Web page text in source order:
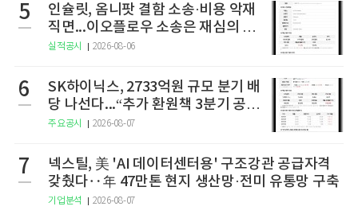
5
인슐릿, 옴니팟 결함 소송·비용 악재
직면...이오플로우 소송은 재심의 청
구
실적공시 2026-08-06
6
SK하이닉스, 2733억원 규모 분기 배
당 나선다...“추가 환원책 3분기 공
개”
주요공시 2026-08-07
7
넥스틸, 美 'AI 데이터센터용' 구조강관 공급자격
갖췄다‥年 47만톤 현지 생산망·전미 유통망 구축
기업분석 2026-08-07